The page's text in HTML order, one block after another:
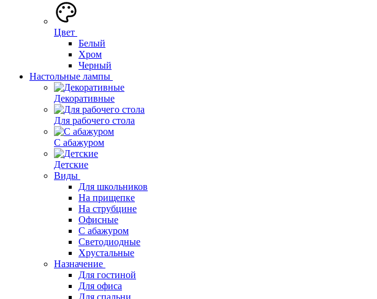
Цвет
Белый
Хром
Черный
Настольные лампы
Декоративные
Для рабочего стола
С абажуром
Детские
Виды
Для школьников
На прищепке
На струбцине
Офисные
С абажуром
Светодиодные
Хрустальные
Назначение
Для гостиной
Для офиса
Для спальни